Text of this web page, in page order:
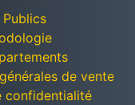
de vente
confidentialité